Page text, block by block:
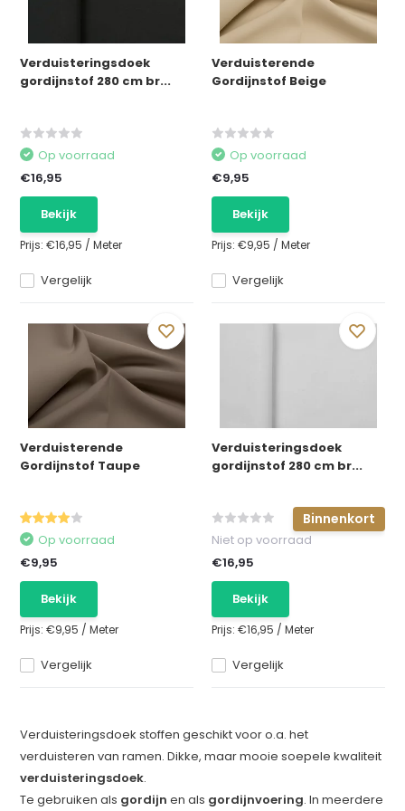
Verduisteringsdoek
gordijnstof 280 cm br...
Vergelijk
Op voorraad
€16,95
Bekijk
Prijs:€16,95 /Meter
Verduisterende
Gordijnstof Beige
Vergelijk
Op voorraad
€9,95
Bekijk
Prijs: €9,95 / Meter
Verduisterende
Gordijnstof Taupe
Vergelijk
Op voorraad
€9,95
Bekijk
Prijs:€9,95 /Meter
Verduisteringsdoek
gordijnstof 280 cm br...
Binnenkort
Vergelijk
Niet op voorraad
€16,95
Bekijk
Prijs: €16,95 / Meter
Verduisteringsdoek stoffen geschikt voor o.a. het
verduisteren van ramen. Dikke, maar mooie soepele kwaliteit
verduisteringsdoek.
Te gebruiken als gordijn en als gordijnvoering. In meerdere